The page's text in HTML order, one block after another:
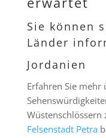
Sie können
Länder
Jordanien
Erfahren Sie mehr
Wüstenschlössern
Felsenstadt Petra